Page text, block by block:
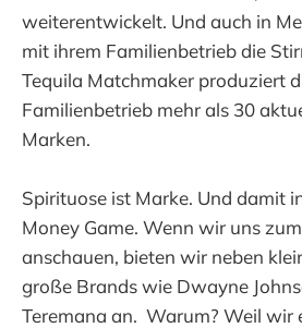
weiterentwickelt. Und auch in
mit ihrem Familienbetrieb die
Tequila Matchmaker produziert
Familienbetrieb mehr als 30
Marken.
Spirituose ist Marke. Und damit
Money Game. Wenn wir uns
anschauen, bieten wir neben
große Brands wie Dwayne
Teremana an. Warum? Weil wir